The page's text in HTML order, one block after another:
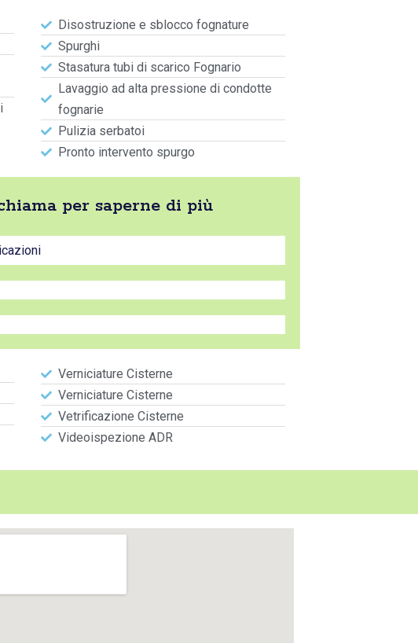
Disostruzione e sblocco fognature
Spurghi
Stasatura tubi di scarico Fognario
Lavaggio ad alta pressione di condotte
fognarie
Pulizia serbatoi
Pronto intervento spurgo
per saperne di più
Verniciature Cisterne
Verniciature Cisterne
Vetrificazione Cisterne
Videoispezione ADR